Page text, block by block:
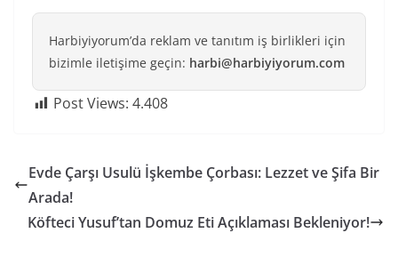
Harbiyiyorum’da reklam ve tanıtım iş birlikleri için
bizimle iletişime geçin: harbi@harbiyiyorum.com
Post Views: 4.408
Evde Çarşı Usulü İşkembe Çorbası: Lezzet ve Şifa Bir
Arada!
Köfteci Yusuf’tan Domuz Eti Açıklaması Bekleniyor!